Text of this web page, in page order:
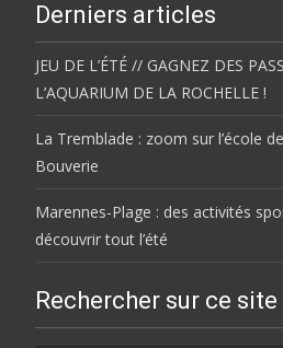
Derniers articles
JEU DE L’ÉTÉ // GAGNEZ DES
L’AQUARIUM DE LA ROCHELLE !
La Tremblade : zoom sur l’école
Bouverie
Marennes-Plage : des activités
découvrir tout l’été
Rechercher sur ce site